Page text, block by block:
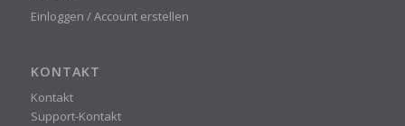
Einloggen / Account erstellen
KONTAKT
Kontakt
Support-Kontakt